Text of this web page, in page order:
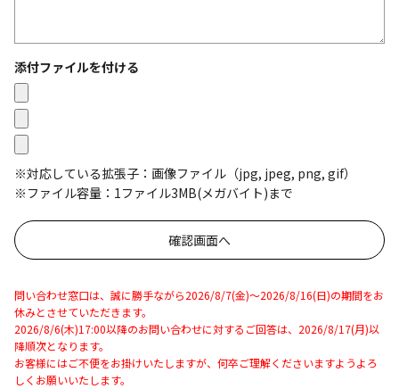
添付ファイルを付ける
※対応している拡張子：画像ファイル（jpg, jpeg, png, gif）
※ファイル容量：1ファイル3MB(メガバイト)まで
問い合わせ窓口は、誠に勝手ながら2026/8/7(金)～2026/8/16(日)の期間をお
休みとさせていただきます。
2026/8/6(木)17:00以降のお問い合わせに対するご回答は、2026/8/17(月)以
降順次となります。
お客様にはご不便をお掛けいたしますが、何卒ご理解くださいますようよろ
しくお願いいたします。